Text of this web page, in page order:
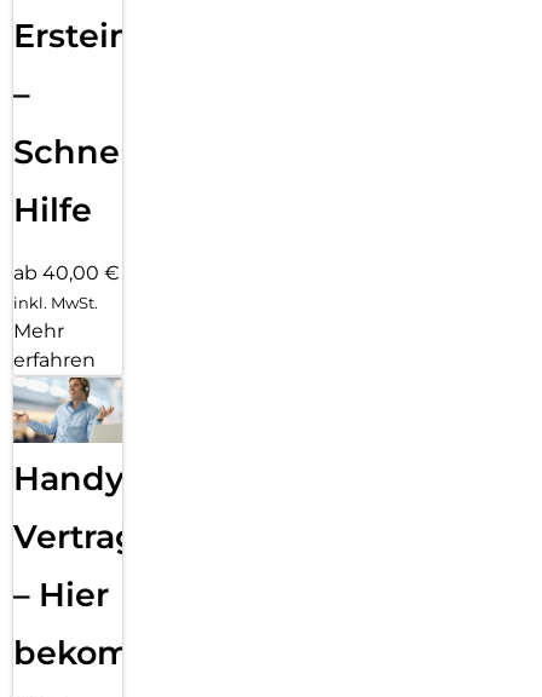
Ersteinrichtung
–
Schnelle
Hilfe
ab 40,00 €
inkl. MwSt.
Mehr
erfahren
Handy
Vertragsabwicklung
– Hier
bekommst